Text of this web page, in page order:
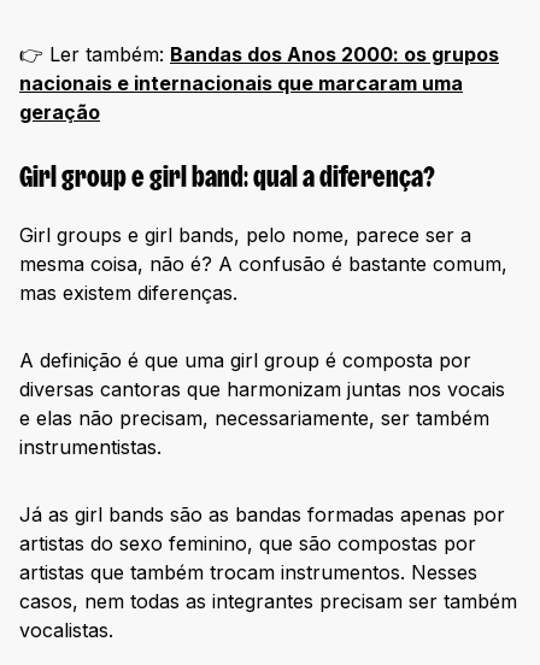
👉 Ler também: Bandas dos Anos 2000: os grupos
nacionais e internacionais que marcaram uma
geração
Girl group e girl band: qual a diferença?
Girl groups e girl bands, pelo nome, parece ser a
mesma coisa, não é? A confusão é bastante comum,
mas existem diferenças.
A definição é que uma girl group é composta por
diversas cantoras que harmonizam juntas nos vocais
e elas não precisam, necessariamente, ser também
instrumentistas.
Já as girl bands são as bandas formadas apenas por
artistas do sexo feminino, que são compostas por
artistas que também trocam instrumentos. Nesses
casos, nem todas as integrantes precisam ser também
vocalistas.